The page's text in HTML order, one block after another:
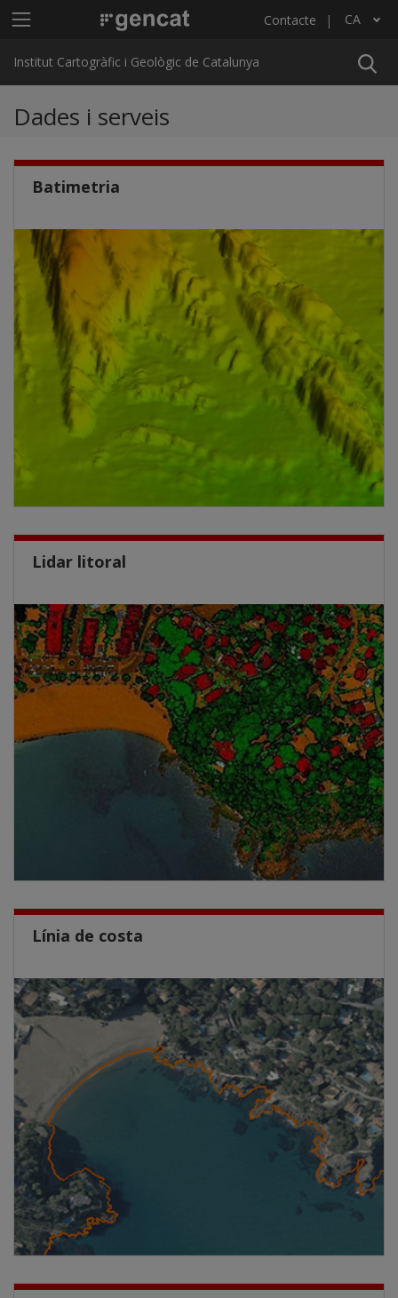
Menú principal ICGC Contacte CA
Llista les accions addicionals
Institut Cartogràfic i Geològic de Catalunya
Dades i serveis
Batimetria
Lidar litoral
Línia de costa